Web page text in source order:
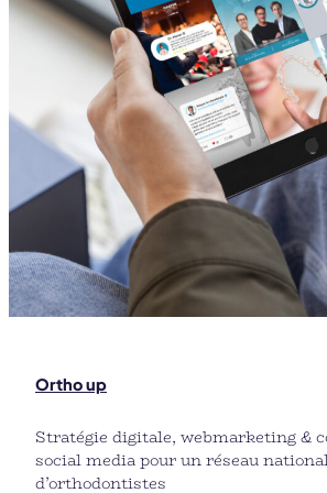
Ortho up
Stratégie digitale, webmarketing &
social media pour un réseau
d’orthodontistes